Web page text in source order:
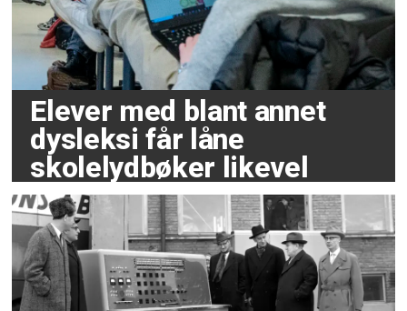
Elever med blant annet
dysleksi får låne
skolelydbøker likevel